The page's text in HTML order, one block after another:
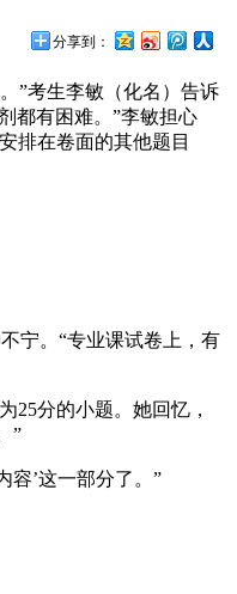
分享到：
”考生李敏（化名）告诉
都有困难。”李敏担心
排在卷面的其他题目
宁。“专业课试卷上，有
分的小题。她回忆，
”
’这一部分了。”